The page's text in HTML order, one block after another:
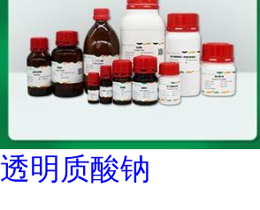
透明质酸钠